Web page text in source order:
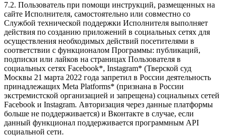
7.2. Пользователь при помощи инструкций, размещенных на
сайте Исполнителя, самостоятельно или совместно со
Службой технической поддержки Исполнителя выполняет
действия по созданию приложений в социальных сетях для
осуществления необходимых действий посетителями в
соответствии с функционалом Программы: публикаций,
подписки или лайков на страницах Пользователя в
социальных сетях Facebook*, Instagram* (Тверской суд
Москвы 21 марта 2022 года запретил в России деятельность
принадлежащих Meta Platforms* (признана в России
экстремистской организацией и запрещена) социальных сетей
Facebook и Instagram. Авторизация через данные платформы
больше не поддерживается) и Вконтакте в случае, если
данный функционал поддерживается программным API
социальной сети.